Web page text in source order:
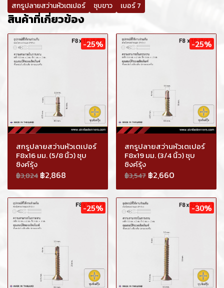
สกรูปลายสว่านหัวเตเปอร์ ชุบขาว เบอร์ 7
สินค้าที่เกี่ยวข้อง
-25%
สกรูปลายสว่านหัวเตเปอร์
F8x16 มม. (5/8 นิ้ว) ชุบ
ซิงค์รุ้ง
฿3,824 ฿2,868
-25%
สกรูปลายสว่านหัวเตเปอร์
F8x19 มม. (3/4 นิ้ว) ชุบ
ซิงค์รุ้ง
฿3,547 ฿2,660
-25% -30%